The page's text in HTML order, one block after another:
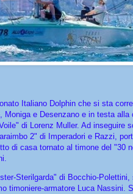
Italiano Dolphin che si sta
Moniga e Desenzano e in testa alla
di Lorenz Muller. Ad inseguire
2" di Imperadori e Razzi,
di casa tornato al timone del "30
Sterilgarda" di Bocchio-Polettini,
timoniere-armatore Luca Nassini.